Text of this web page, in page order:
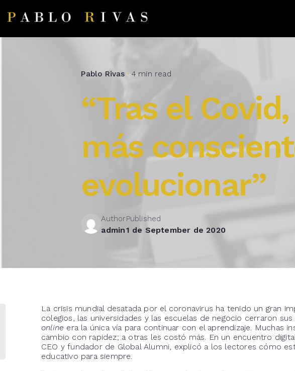
Pablo Rivas 4 min read
“Tras el
más
evolucionar”
Author
admin
Published
1 de September de 2020
La crisis mundial desatada por el coronavirus ha tenido un gran
colegios, las universidades y las escuelas de negocio cerraron
online era la única vía para continuar con el aprendizaje. Muchas
cambio con rapidez; a otras les costó más. En un encuentro
CEO y fundador de Global Alumni, explicó a los lectores cómo
educativo para siempre.